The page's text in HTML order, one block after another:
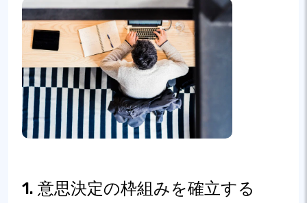
1. 意思決定の枠組みを確立する